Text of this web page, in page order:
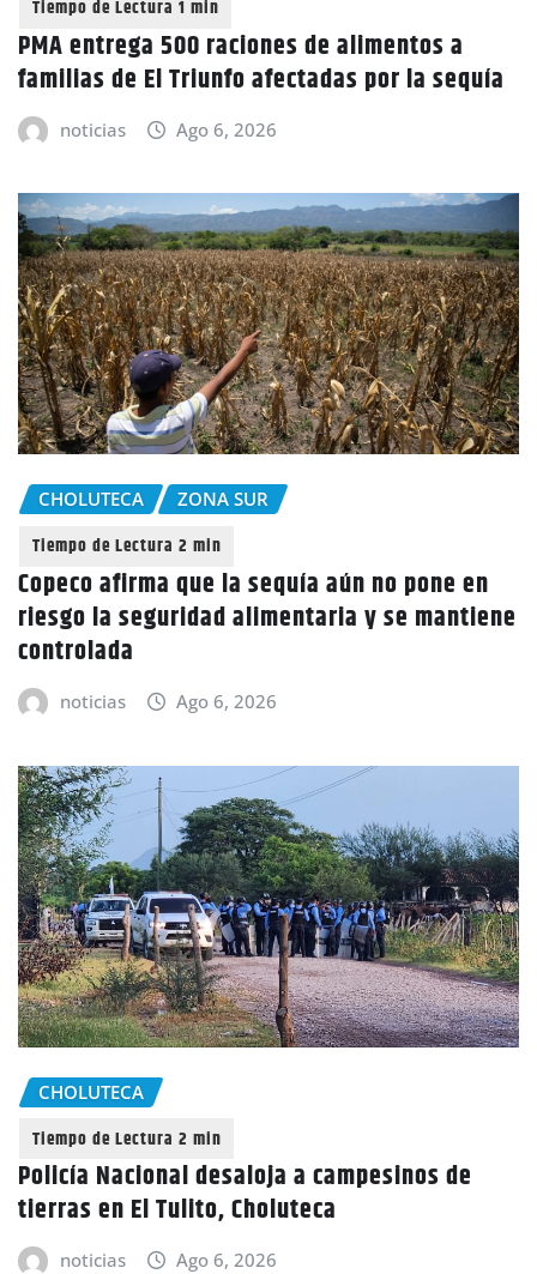
PMA entrega 500 raciones de alimentos a
familias de El Triunfo afectadas por la sequía
noticias Ago 6, 2026
CHOLUTECA ZONA SUR
Copeco afirma que la sequía aún no pone en
riesgo la seguridad alimentaria y se mantiene
controlada
noticias Ago 6, 2026
CHOLUTECA
Policía Nacional desaloja a campesinos de
tierras en El Tulito, Choluteca
noticias Ago 6, 2026